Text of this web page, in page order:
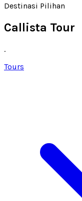
Destinasi Pilihan
Callista Tour
.
Tours